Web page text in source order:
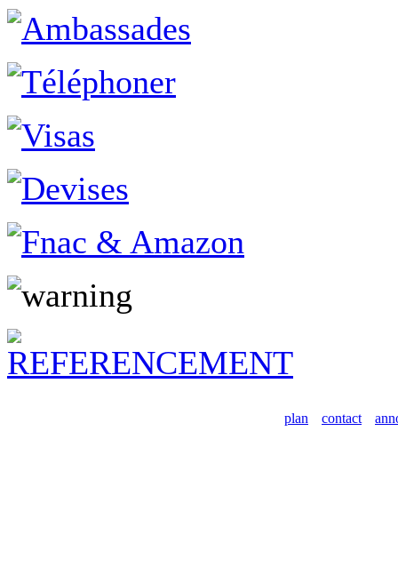
plan contact